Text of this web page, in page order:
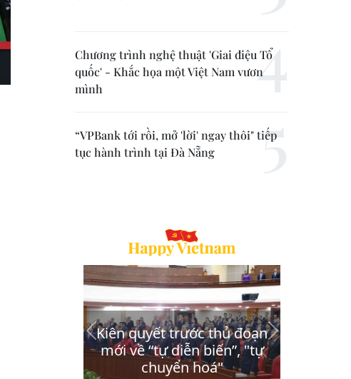
Chương trình nghệ thuật 'Giai điệu Tổ
quốc' - Khắc họa một Việt Nam vươn
mình
“VPBank tới rồi, mở 'lời' ngay thôi" tiếp
tục hành trình tại Đà Nẵng